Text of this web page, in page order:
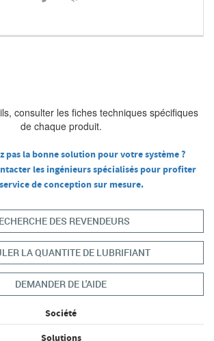
consulter les fiches techniques spécifiques
de chaque produit.
pas la bonne solution pour votre système ?
les ingénieurs spécialisés pour profiter
de conception sur mesure.
DES REVENDEURS
LA QUANTITE DE LUBRIFIANT
DEMANDER DE L'AIDE
Société
Solutions